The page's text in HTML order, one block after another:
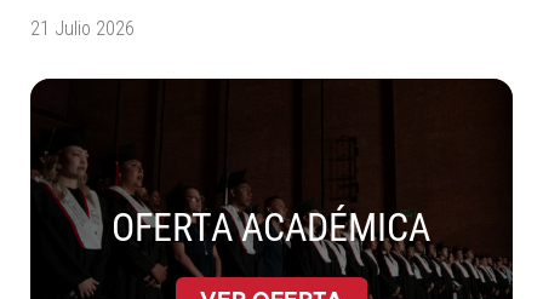
21 Julio 2026
OFERTA ACADÉMICA